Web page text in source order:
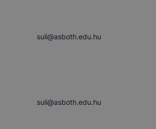
suli​@asboth.edu.hu
suli​@asboth.edu.hu